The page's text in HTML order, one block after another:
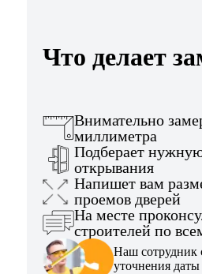
Что делает
Внимательно
миллиметра
Подберает
открывания
Напишет вам
проемов дверей
На месте
строителей по
Наш сотрудник
уточнения